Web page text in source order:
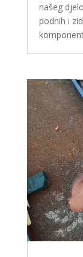
našeg
podnih i